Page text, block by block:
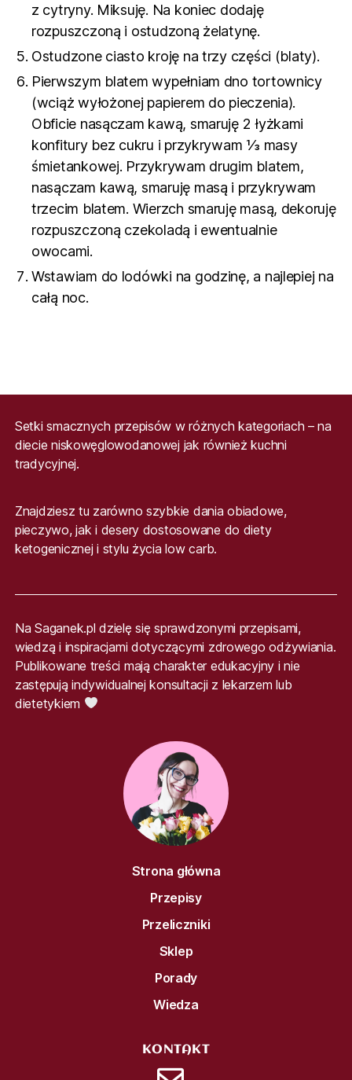
z cytryny. Miksuję. Na koniec dodaję
rozpuszczoną i ostudzoną żelatynę.
Ostudzone ciasto kroję na trzy części (blaty).
Pierwszym blatem wypełniam dno tortownicy
(wciąż wyłożonej papierem do pieczenia).
Obficie nasączam kawą, smaruję 2 łyżkami
konfitury bez cukru i przykrywam ⅓ masy
śmietankowej. Przykrywam drugim blatem,
nasączam kawą, smaruję masą i przykrywam
trzecim blatem. Wierzch smaruję masą, dekoruję
rozpuszczoną czekoladą i ewentualnie
owocami.
Wstawiam do lodówki na godzinę, a najlepiej na
całą noc.
Setki smacznych przepisów w różnych kategoriach – na
diecie niskowęglowodanowej jak również kuchni
tradycyjnej.
Znajdziesz tu zarówno szybkie dania obiadowe,
pieczywo, jak i desery dostosowane do diety
ketogenicznej i stylu życia low carb.
Na Saganek.pl dzielę się sprawdzonymi przepisami,
wiedzą i inspiracjami dotyczącymi zdrowego odżywiania.
Publikowane treści mają charakter edukacyjny i nie
zastępują indywidualnej konsultacji z lekarzem lub
dietetykiem
Strona główna
Przepisy
Przeliczniki
Sklep
Porady
Wiedza
KONTAKT